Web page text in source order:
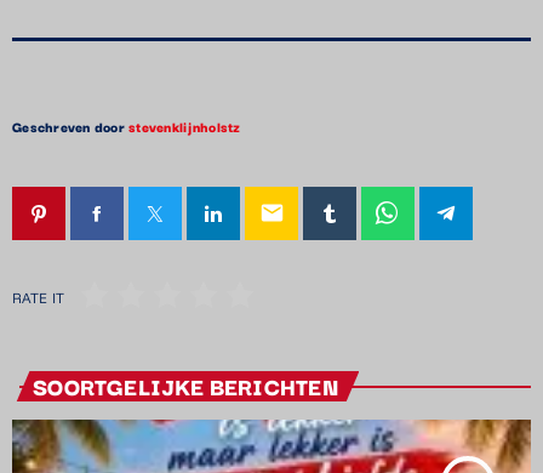
Geschreven doorstevenklijnholstz
email
RATE IT
SOORTGELIJKE BERICHTEN